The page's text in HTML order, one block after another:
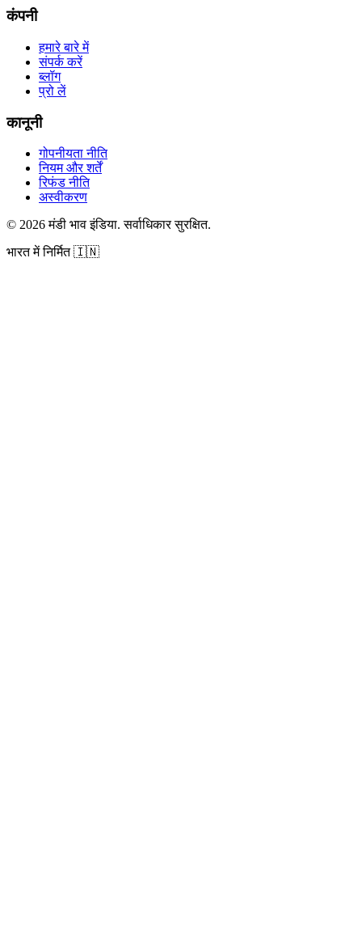
कंपनी
हमारे बारे में
संपर्क करें
ब्लॉग
प्रो लें
कानूनी
गोपनीयता नीति
नियम और शर्तें
रिफंड नीति
अस्वीकरण
© 2026 मंडी भाव इंडिया.सर्वाधिकार सुरक्षित.
भारत में निर्मित🇮🇳